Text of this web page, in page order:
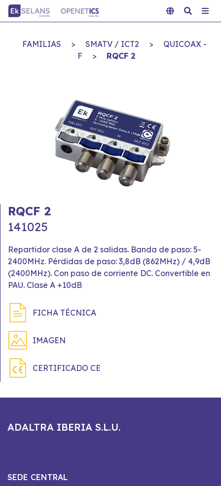
FAMILIAS > SMATV / ICT2 >
QUICOAX -
F
> RQCF 2
RQCF 2
141025
Repartidor clase A de 2 salidas. Banda de paso: 5-
2400MHz. Pérdidas de paso: 3,8dB (862MHz) / 4,9dB
(2400MHz). Con paso de corriente DC. Convertible en
PAU. Clase A +10dB
FICHA TÉCNICA
IMAGEN
CERTIFICADO CE
ADALTRA IBERIA S.L.U.
SEDE CENTRAL